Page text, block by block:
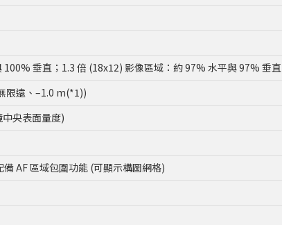
垂直；1.3 倍 (18x12) 影像區域：約 97% 水平與 97% 垂直
限遠、–1.0 m(*1))
央表面量度)
AF 區域包圍功能 (可顯示構圖網格)